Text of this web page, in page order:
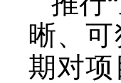
晰、
期对